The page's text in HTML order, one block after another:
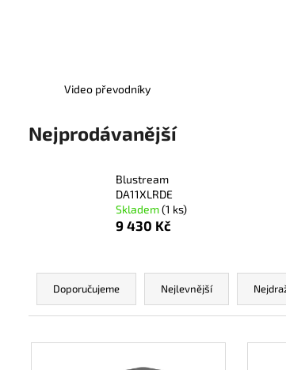
Video převodníky
Nejprodávanější
Blustream
DA11XLRDE
Skladem(1 ks)
9 430 Kč
Ř
z
Doporučujeme Nejlevnější
V